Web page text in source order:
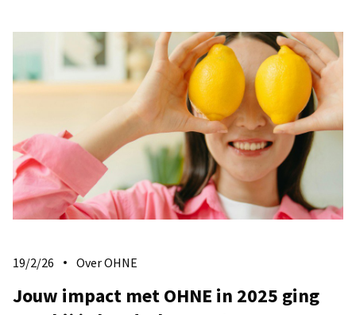
19/2/26 Over OHNE
Jouw impact met OHNE in 2025 ging